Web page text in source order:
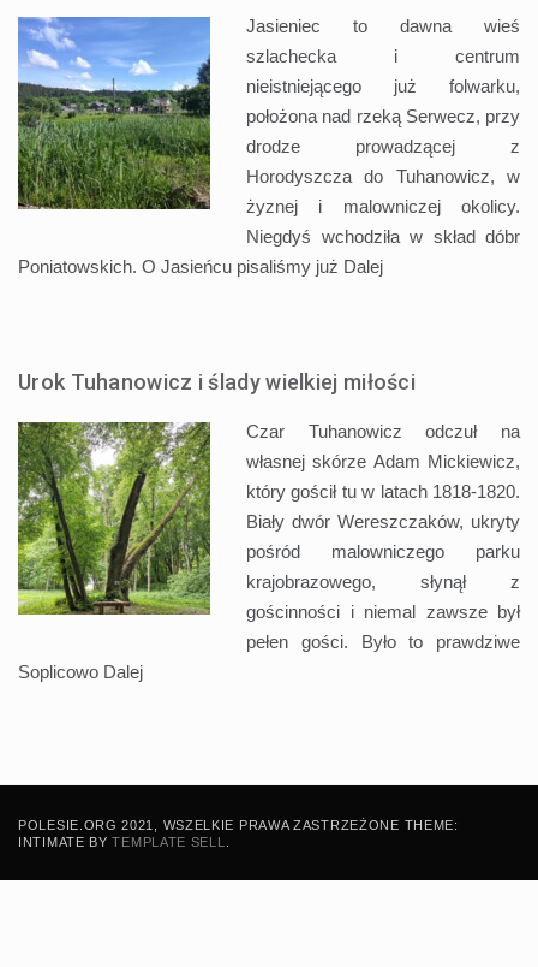
Jasieniec to dawna wieś
szlachecka i centrum
nieistniejącego już folwarku,
położona nad rzeką Serwecz, przy
drodze prowadzącej z
Horodyszcza do Tuhanowicz, w
żyznej i malowniczej okolicy.
Niegdyś wchodziła w skład dóbr
Poniatowskich. O Jasieńcu pisaliśmy już Dalej
Urok Tuhanowicz i ślady wielkiej miłości
Czar Tuhanowicz odczuł na
własnej skórze Adam Mickiewicz,
który gościł tu w latach 1818-1820.
Biały dwór Wereszczaków, ukryty
pośród malowniczego parku
krajobrazowego, słynął z
gościnności i niemal zawsze był
pełen gości. Było to prawdziwe
Soplicowo Dalej
POLESIE.ORG 2021, WSZELKIE PRAWA ZASTRZEŻONE THEME:
INTIMATE BYTEMPLATE SELL